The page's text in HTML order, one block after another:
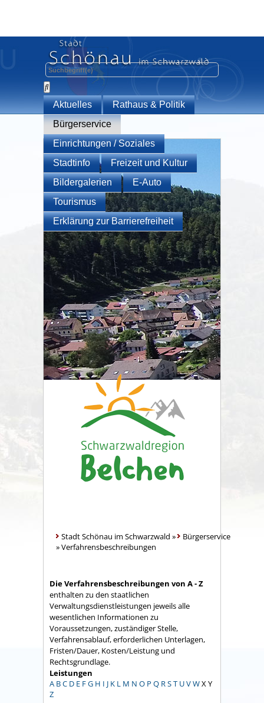
Aktuelles
Rathaus & Politik
Bürgerservice
Einrichtungen / Soziales
Stadtinfo
Freizeit und Kultur
Bildergalerien
E-Auto
Tourismus
Erklärung zur Barrierefreiheit
Stadt Schönau im Schwarzwald »
Bürgerservice
»Verfahrensbeschreibungen
Die Verfahrensbeschreibungen von A - Z
enthalten zu den staatlichen
Verwaltungsdienstleistungen jeweils alle
wesentlichen Informationen zu
Voraussetzungen, zuständiger Stelle,
Verfahrensablauf, erforderlichen Unterlagen,
Fristen/Dauer, Kosten/Leistung und
Rechtsgrundlage.
Leistungen
A BC D E FG H I J K L M N O P Q RST UVWX Y
Z